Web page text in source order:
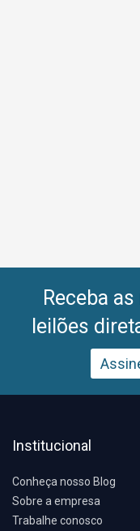
Receba
leilões
Institucional
Conheça nosso Blog
Sobre a empresa
Trabalhe conosco